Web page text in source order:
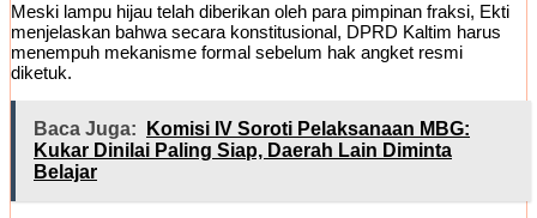
​Meski lampu hijau telah diberikan oleh para pimpinan fraksi, Ekti
menjelaskan bahwa secara konstitusional, DPRD Kaltim harus
menempuh mekanisme formal sebelum hak angket resmi
diketuk.
Baca Juga:
Komisi IV Soroti Pelaksanaan MBG:
Kukar Dinilai Paling Siap, Daerah Lain Diminta
Belajar